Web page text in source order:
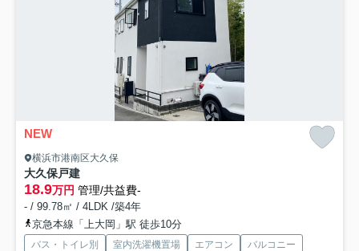
NEW
横浜市港南区大久保
大久保戸建
18.9万円 管理/共益費-
- / 99.78㎡ / 4LDK /築4年
京急本線「上大岡」駅 徒歩10分
バス・トイレ別 室内洗濯機置場 エアコン
バルコニー